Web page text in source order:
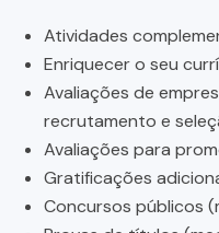
Atividades
Enriquecer o seu
Avaliações de
recrutamento e
Avaliações para
Gratificações
Concursos públicos